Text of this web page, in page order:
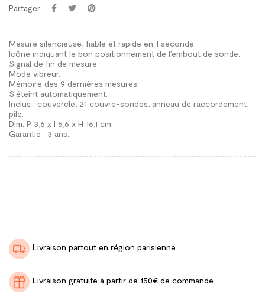
Partager
Mesure silencieuse, fiable et rapide en 1 seconde.
Icône indiquant le bon positionnement de l’embout de sonde.
Signal de fin de mesure.
Mode vibreur.
Mémoire des 9 dernières mesures.
S'éteint automatiquement.
Inclus : couvercle, 21 couvre-sondes, anneau de raccordement,
pile.
Dim. P 3,6 x l 5,6 x H 16,1 cm.
Garantie : 3 ans.
Livraison partout en région parisienne
Livraison gratuite à partir de 150€ de commande